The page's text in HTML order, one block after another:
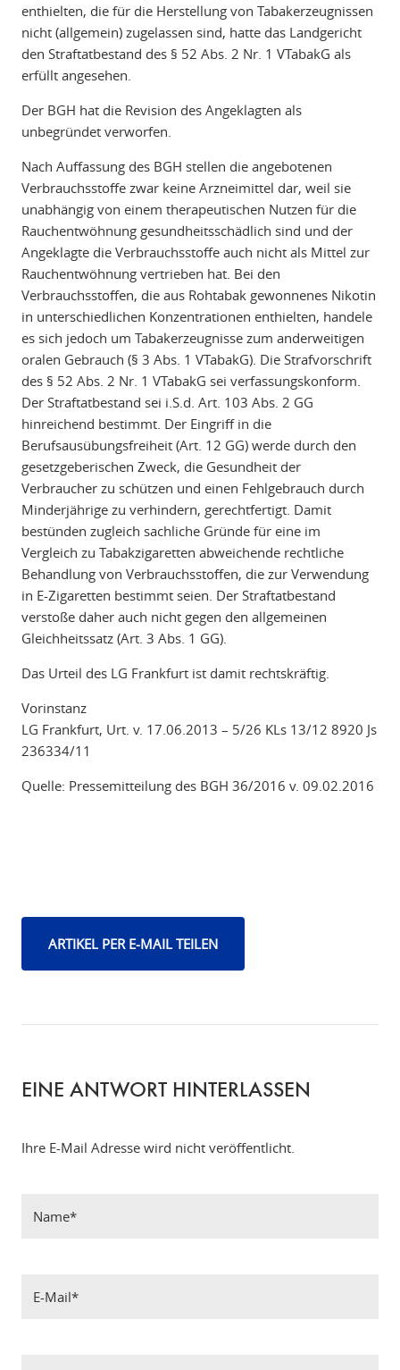
enthielten, die für die Herstellung von Tabakerzeugnissen
nicht (allgemein) zugelassen sind, hatte das Landgericht
den Straftatbestand des § 52 Abs. 2 Nr. 1 VTabakG als
erfüllt angesehen.
Der BGH hat die Revision des Angeklagten als
unbegründet verworfen.
Nach Auffassung des BGH stellen die angebotenen
Verbrauchsstoffe zwar keine Arzneimittel dar, weil sie
unabhängig von einem therapeutischen Nutzen für die
Rauchentwöhnung gesundheitsschädlich sind und der
Angeklagte die Verbrauchsstoffe auch nicht als Mittel zur
Rauchentwöhnung vertrieben hat. Bei den
Verbrauchsstoffen, die aus Rohtabak gewonnenes Nikotin
in unterschiedlichen Konzentrationen enthielten, handele
es sich jedoch um Tabakerzeugnisse zum anderweitigen
oralen Gebrauch (§ 3 Abs. 1 VTabakG). Die Strafvorschrift
des § 52 Abs. 2 Nr. 1 VTabakG sei verfassungskonform.
Der Straftatbestand sei i.S.d. Art. 103 Abs. 2 GG
hinreichend bestimmt. Der Eingriff in die
Berufsausübungsfreiheit (Art. 12 GG) werde durch den
gesetzgeberischen Zweck, die Gesundheit der
Verbraucher zu schützen und einen Fehlgebrauch durch
Minderjährige zu verhindern, gerechtfertigt. Damit
bestünden zugleich sachliche Gründe für eine im
Vergleich zu Tabakzigaretten abweichende rechtliche
Behandlung von Verbrauchsstoffen, die zur Verwendung
in E-Zigaretten bestimmt seien. Der Straftatbestand
verstoße daher auch nicht gegen den allgemeinen
Gleichheitssatz (Art. 3 Abs. 1 GG).
Das Urteil des LG Frankfurt ist damit rechtskräftig.
Vorinstanz
LG Frankfurt, Urt. v. 17.06.2013 – 5/26 KLs 13/12 8920 Js
236334/11
Quelle: Pressemitteilung des BGH 36/2016 v. 09.02.2016
ARTIKEL PER E-MAIL TEILEN
EINE ANTWORT HINTERLASSEN
Ihre E-Mail Adresse wird nicht veröffentlicht.